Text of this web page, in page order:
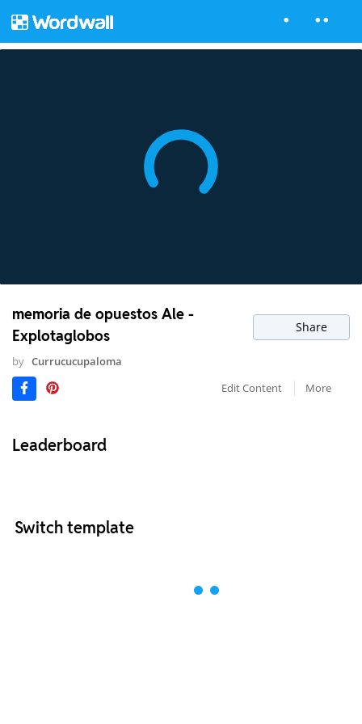
memoria de opuestos Ale -
Explotaglobos
Share
by Currucucupaloma
Edit Content
More
Leaderboard
Switch template